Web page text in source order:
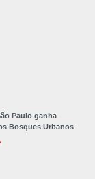
Paulo ganha
Bosques Urbanos